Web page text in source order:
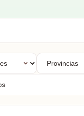
Provincias